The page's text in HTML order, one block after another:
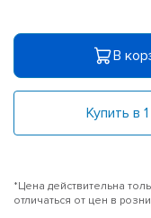
В
Купить в
*Цена действительна
отличаться от цен в